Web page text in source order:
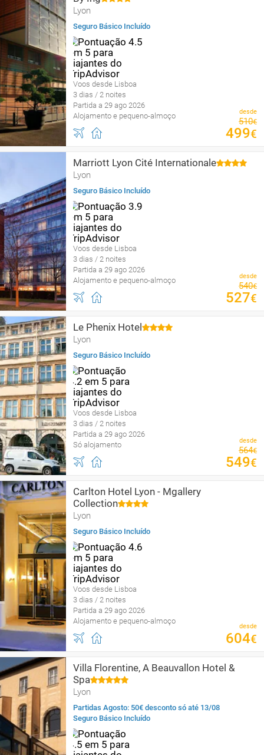
Lyon
Seguro Básico Incluído
Voos desde Lisboa
3 dias / 2 noites
Partida a 29 ago 2026
Alojamento e pequeno-almoço
desde
510€
499€
Marriott Lyon Cité Internationale
Lyon
Seguro Básico Incluído
Voos desde Lisboa
3 dias / 2 noites
Partida a 29 ago 2026
Alojamento e pequeno-almoço
desde
540€
527€
Le Phenix Hotel
Lyon
Seguro Básico Incluído
Voos desde Lisboa
3 dias / 2 noites
Partida a 29 ago 2026
Só alojamento
desde
564€
549€
Carlton Hotel Lyon - Mgallery
Collection
Lyon
Seguro Básico Incluído
Voos desde Lisboa
3 dias / 2 noites
Partida a 29 ago 2026
Alojamento e pequeno-almoço
desde
604€
Villa Florentine, A Beauvallon Hotel &
Spa
Lyon
Partidas Agosto: 50€ desconto só até 13/08
Seguro Básico Incluído